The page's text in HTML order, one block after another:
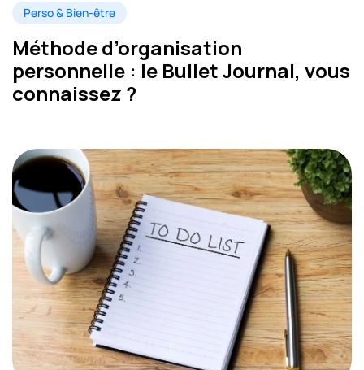
Perso & Bien-être
Méthode d’organisation
personnelle : le Bullet Journal, vous
connaissez ?